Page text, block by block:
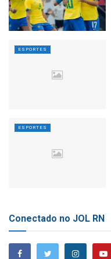
ESPORTES
ESPORTES
Conectado no JOL RN